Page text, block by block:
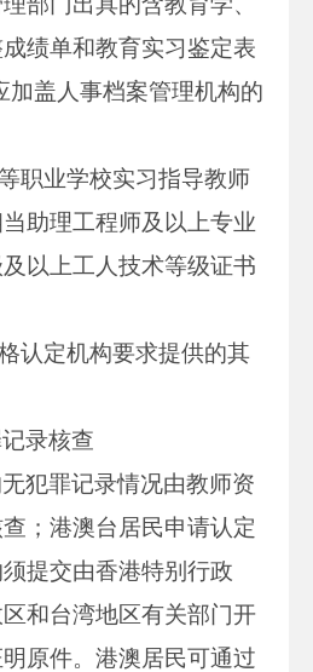
绩单和教育实习鉴定表
加盖人事档案管理机构的
职业学校实习指导教师
助理工程师及以上专业
以上工人技术等级证书
认定机构要求提供的其
记录核查
犯罪记录情况由教师资
；港澳台居民申请认定
提交由香港特别行政
和台湾地区有关部门开
原件。港澳居民可通过